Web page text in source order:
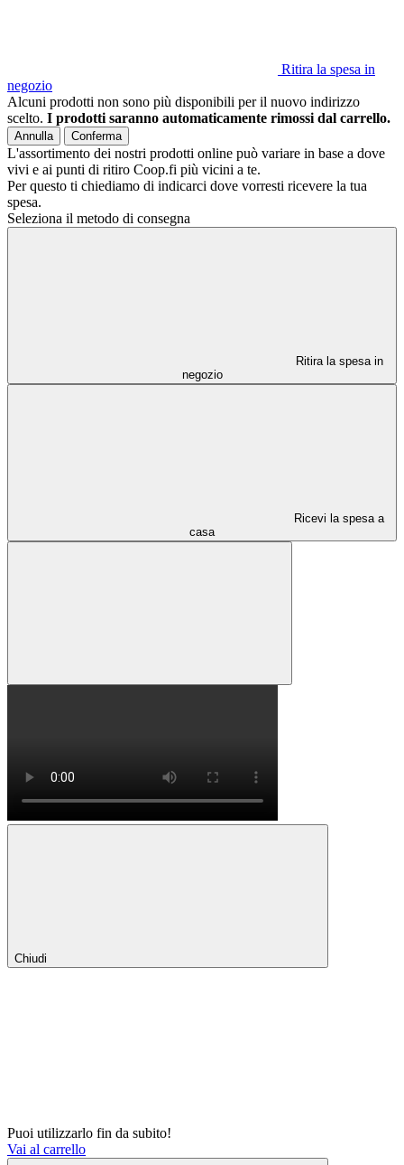
Ritira la spesa in
negozio
Alcuni prodotti non sono più disponibili per il nuovo indirizzo
scelto. I prodotti saranno automaticamente rimossi dal carrello.
Annulla Conferma
L'assortimento dei nostri prodotti online può variare in base a dove
vivi e ai punti di ritiro Coop.fi più vicini a te.
Per questo ti chiediamo di indicarci dove vorresti ricevere la tua
spesa.
Seleziona il metodo di consegna
Ritira la spesa in
negozio
Ricevi la spesa a
casa
Chiudi
Puoi utilizzarlo fin da subito!
Vai al carrello